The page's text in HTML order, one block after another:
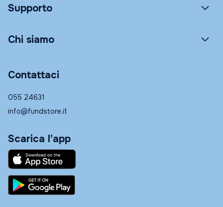
Supporto
Chi siamo
Contattaci
055 24631
info@fundstore.it
Scarica l'app